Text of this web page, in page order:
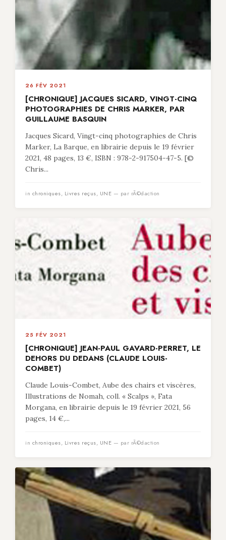
26 FÉV 2021
[CHRONIQUE] JACQUES SICARD, VINGT-CINQ
PHOTOGRAPHIES DE CHRIS MARKER, PAR
GUILLAUME BASQUIN
Jacques Sicard, Vingt-cinq photographies de Chris
Marker, La Barque, en librairie depuis le 19 février
2021, 48 pages, 13 €, ISBN : 978-2-917504-47-5. [©
Chris...
in chroniques, Livres reçus, UNE — par rÃ©daction
25 FÉV 2021
[CHRONIQUE] JEAN-PAUL GAVARD-PERRET, LE
DEHORS DU DEDANS (CLAUDE LOUIS-
COMBET)
Claude Louis-Combet, Aube des chairs et viscères,
Illustrations de Nomah, coll. « Scalps », Fata
Morgana, en librairie depuis le 19 février 2021, 56
pages, 14 €,...
in chroniques, Livres reçus, UNE — par rÃ©daction